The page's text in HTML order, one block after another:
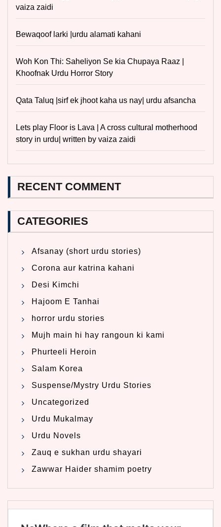
vaiza zaidi
Bewaqoof larki |urdu alamati kahani
Woh Kon Thi: Saheliyon Se kia Chupaya Raaz |
Khoofnak Urdu Horror Story
Qata Taluq |sirf ek jhoot kaha us nay| urdu afsancha
Lets play Floor is Lava | A cross cultural motherhood
story in urdu| written by vaiza zaidi
RECENT COMMENT
CATEGORIES
Afsanay (short urdu stories)
Corona aur katrina kahani
Desi Kimchi
Hajoom E Tanhai
horror urdu stories
Mujh main hi hay rangoun ki kami
Phurteeli Heroin
Salam Korea
Suspense/Mystry Urdu Stories
Uncategorized
Urdu Mukalmay
Urdu Novels
Zauq e sukhan urdu shayari
Zawwar Haider shamim poetry